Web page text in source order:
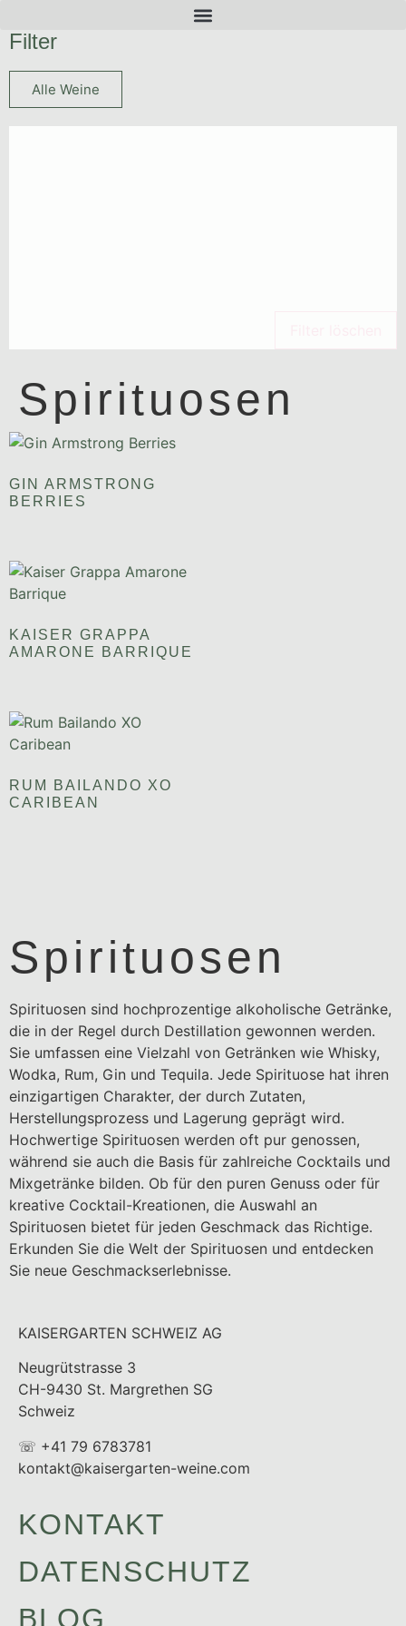
Filter
Alle Weine
Spirituosen
GIN ARMSTRONG
BERRIES
KAISER GRAPPA
AMARONE BARRIQUE
RUM BAILANDO XO
CARIBEAN
Spirituosen
Spirituosen sind hochprozentige alkoholische Getränke,
die in der Regel durch Destillation gewonnen werden.
Sie umfassen eine Vielzahl von Getränken wie Whisky,
Wodka, Rum, Gin und Tequila. Jede Spirituose hat ihren
einzigartigen Charakter, der durch Zutaten,
Herstellungsprozess und Lagerung geprägt wird.
Hochwertige Spirituosen werden oft pur genossen,
während sie auch die Basis für zahlreiche Cocktails und
Mixgetränke bilden. Ob für den puren Genuss oder für
kreative Cocktail-Kreationen, die Auswahl an
Spirituosen bietet für jeden Geschmack das Richtige.
Erkunden Sie die Welt der Spirituosen und entdecken
Sie neue Geschmackserlebnisse.
KAISERGARTEN SCHWEIZ AG
Neugrütstrasse 3
CH-9430 St. Margrethen SG
Schweiz
☏ +41 79 6783781
kontakt@kaisergarten-weine.com
KONTAKT
DATENSCHUTZ
BLOG